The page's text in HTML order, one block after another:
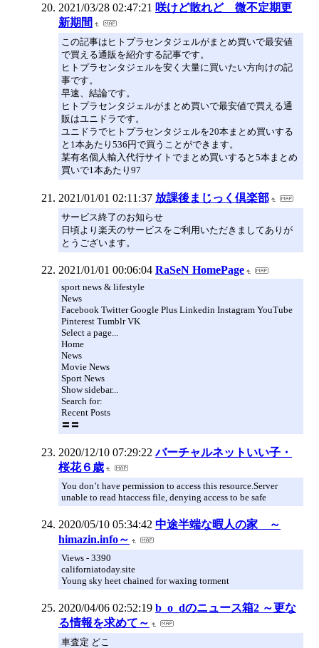
2021/03/28 02:47:21 咲けど散れど 微不定期更
新期間
この記事はヒトプラセンタジェルがまとめ買いで最安値
で買える通販を紹介する記事です。
ヒトプラセンタジェルを安く大量に買いたい方向けの記
事です。
早速、結論です。
ヒトプラセンタジェルがまとめ買いで最安値で買える通
販はユニドラです。
ユニドラでヒトプラセンタジェルを20本まとめ買いする
と1本あたり536円で買うことができます。
某有名個人輸入代行サイトでまとめ買いすると5本まとめ
買いで1本あたり97
2021/01/01 02:11:37 放課後まじっく倶楽部
サービス終了のお知らせ
日頃より楽天のサービスをご利用いただきましてありが
とうございます。
2021/01/01 00:06:04 RaSeN HomePage
sport news & lifestyle
News
Facebook Twitter Google Plus Linkedin Instagram YouTube
Pinterest Tumblr VK
Select a page...
Home
News
Movie News
Sport News
Show sidebar...
Search for:
Recent Posts
〓〓
2020/12/10 07:29:22 バーチャルネットいい子・
桜花６歳
You don’t have permission to access this resource.Server
unable to read htaccess file, denying access to be safe
2020/05/10 05:34:42 中途半端な暇人の家 ～
himazin.info～
Views - 3390
californiatoday.site
Young sky heet chained for waxing torment
2020/04/06 02:52:19 b_o_dのニュース箱2 ～更な
る情報を求めて～
車査定 どこ